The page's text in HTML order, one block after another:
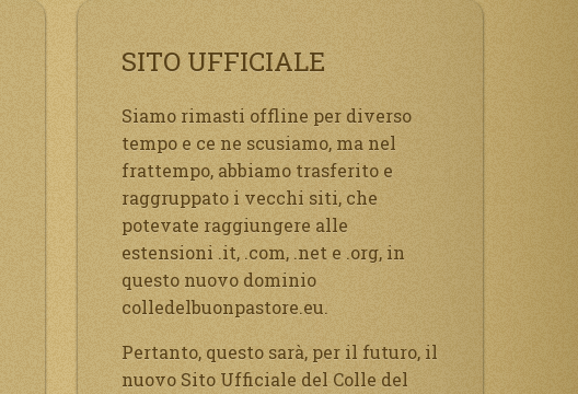
SITO UFFICIALE
Siamo rimasti offline per diverso
tempo e ce ne scusiamo, ma nel
frattempo, abbiamo trasferito e
raggruppato i vecchi siti, che
potevate raggiungere alle
estensioni .it, .com, .net e .org, in
questo nuovo dominio
colledelbuonpastore.eu.
Pertanto, questo sarà, per il futuro, il
nuovo Sito Ufficiale del Colle del